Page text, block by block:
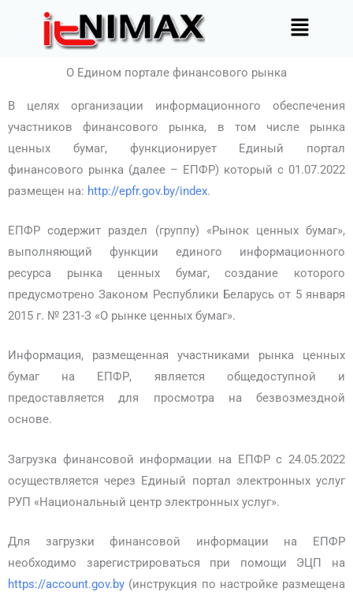
Перейти
содержимому
Меню
О Едином портале финансового рынка
В целях организации информационного обеспечения
участников финансового рынка, в том числе рынка
ценных бумаг, функционирует Единый портал
финансового рынка (далее – ЕПФР) который с 01.07.2022
размещен на: http://epfr.gov.by/index.
ЕПФР содержит раздел (группу) «Рынок ценных бумаг»,
выполняющий функции единого информационного
ресурса рынка ценных бумаг, создание которого
предусмотрено Законом Республики Беларусь от 5 января
2015 г. № 231-З «О рынке ценных бумаг».
Информация, размещенная участниками рынка ценных
бумаг на ЕПФР, является общедоступной и
предоставляется для просмотра на безвозмездной
основе.
Загрузка финансовой информации на ЕПФР с 24.05.2022
осуществляется через Единый портал электронных услуг
РУП «Национальный центр электронных услуг».
Для загрузки финансовой информации на ЕПФР
необходимо зарегистрироваться при помощи ЭЦП на
https://account.gov.by (инструкция по настройке размещена